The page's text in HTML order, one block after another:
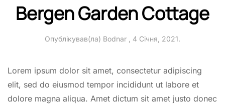
Bergen Garden Cottage
Опублікував(ла) Bodnar 4 Січня, 2021.
Lorem ipsum dolor sit amet, consectetur adipiscing
elit, sed do eiusmod tempor incididunt ut labore et
dolore magna aliqua. Amet dictum sit amet justo donec